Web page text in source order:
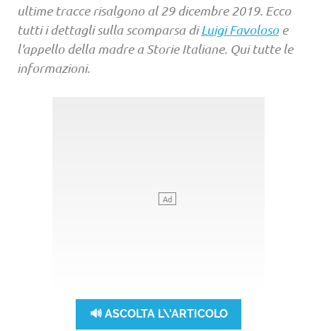
ultime tracce risalgono al 29 dicembre 2019. Ecco
tutti i dettagli sulla scomparsa diLuigi Favolosoe
l'appello della madre a Storie Italiane. Qui tutte le
informazioni.
🔊 ASCOLTA L\'ARTICOLO